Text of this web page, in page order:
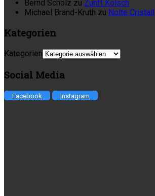
Bernd Scholz zu Zunft Kölsch
Michael Brand-Kruth zu Nolte Cristall
Kategorien
Kategorien
Social Media
Facebook Instagram